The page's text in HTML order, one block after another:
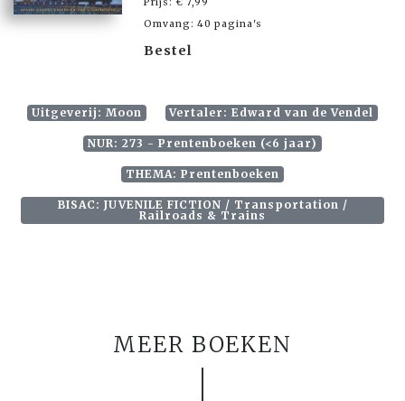
Prijs: € 7,99
Omvang: 40 pagina's
Bestel
Uitgeverij: Moon Vertaler: Edward van de Vendel
NUR: 273 - Prentenboeken (<6 jaar)
THEMA: Prentenboeken
BISAC: JUVENILE FICTION / Transportation /
Railroads & Trains
MEER BOEKEN